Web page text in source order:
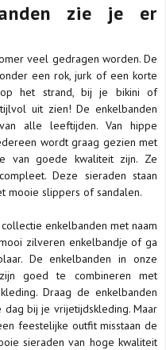
zie je er
veel gedragen worden. De
een rok, jurk of een korte
het strand, bij je bikini of
uit zien! De enkelbanden
alle leeftijden. Van hippe
wordt graag gezien met
van goede kwaliteit zijn. Ze
Deze sieraden staan
mooie slippers of sandalen.
enkelbanden met naam
zilveren enkelbandje of ga
De enkelbanden in onze
goed te combineren met
Draag de enkelbanden
bij je vrijetijdskleding. Maar
feestelijke outfit misstaan de
sieraden van hoge kwaliteit